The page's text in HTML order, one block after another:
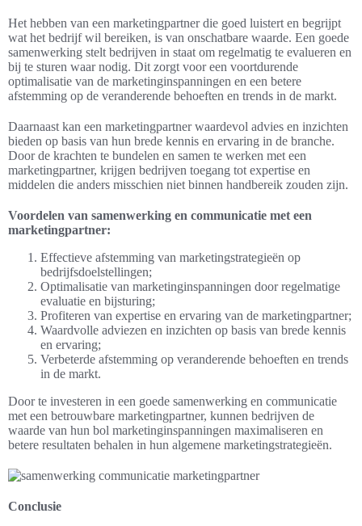
Het hebben van een marketingpartner die goed luistert en begrijpt
wat het bedrijf wil bereiken, is van onschatbare waarde. Een goede
samenwerking stelt bedrijven in staat om regelmatig te evalueren en
bij te sturen waar nodig. Dit zorgt voor een voortdurende
optimalisatie van de marketinginspanningen en een betere
afstemming op de veranderende behoeften en trends in de markt.
Daarnaast kan een marketingpartner waardevol advies en inzichten
bieden op basis van hun brede kennis en ervaring in de branche.
Door de krachten te bundelen en samen te werken met een
marketingpartner, krijgen bedrijven toegang tot expertise en
middelen die anders misschien niet binnen handbereik zouden zijn.
Voordelen van samenwerking en communicatie met een
marketingpartner:
Effectieve afstemming van marketingstrategieën op
bedrijfsdoelstellingen;
Optimalisatie van marketinginspanningen door regelmatige
evaluatie en bijsturing;
Profiteren van expertise en ervaring van de marketingpartner;
Waardvolle adviezen en inzichten op basis van brede kennis
en ervaring;
Verbeterde afstemming op veranderende behoeften en trends
in de markt.
Door te investeren in een goede samenwerking en communicatie
met een betrouwbare marketingpartner, kunnen bedrijven de
waarde van hun bol marketinginspanningen maximaliseren en
betere resultaten behalen in hun algemene marketingstrategieën.
Conclusie